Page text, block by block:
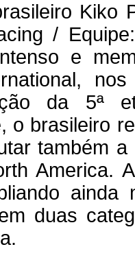
Kiko
/
e
da 5ª
o brasileiro
também
America.
duas